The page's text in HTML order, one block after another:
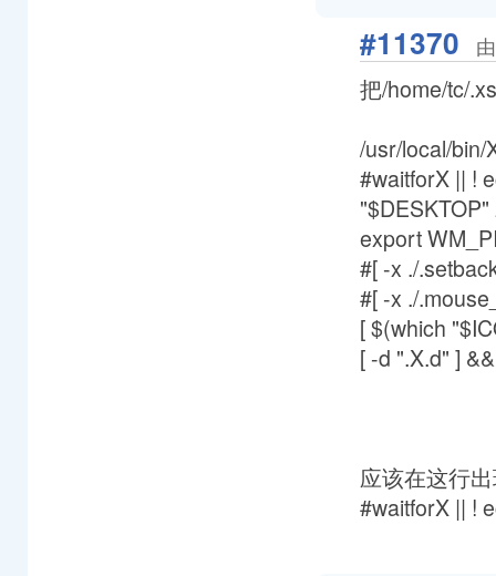
#11370
把/home/tc/
/usr/local/bin/
#waitforX || !
export
#[ -x ./
#[ -x ./
[ $(which
[ -d ".X.d" ]
应该在这行
#waitforX || !